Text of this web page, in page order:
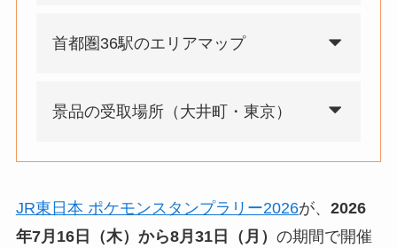
首都圏36駅のエリアマップ
景品の受取場所（大井町・東京）
JR東日本 ポケモンスタンプラリー2026が、 2026
年7月16日（木）から8月31日（月） の期間で開催